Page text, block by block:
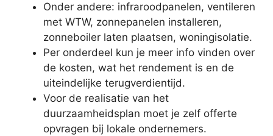
Onder andere: infraroodpanelen, ventileren
met WTW, zonnepanelen installeren,
zonneboiler laten plaatsen, woningisolatie.
Per onderdeel kun je meer info vinden over
de kosten, wat het rendement is en de
uiteindelijke terugverdientijd.
Voor de realisatie van het
duurzaamheidsplan moet je zelf offerte
opvragen bij lokale ondernemers.